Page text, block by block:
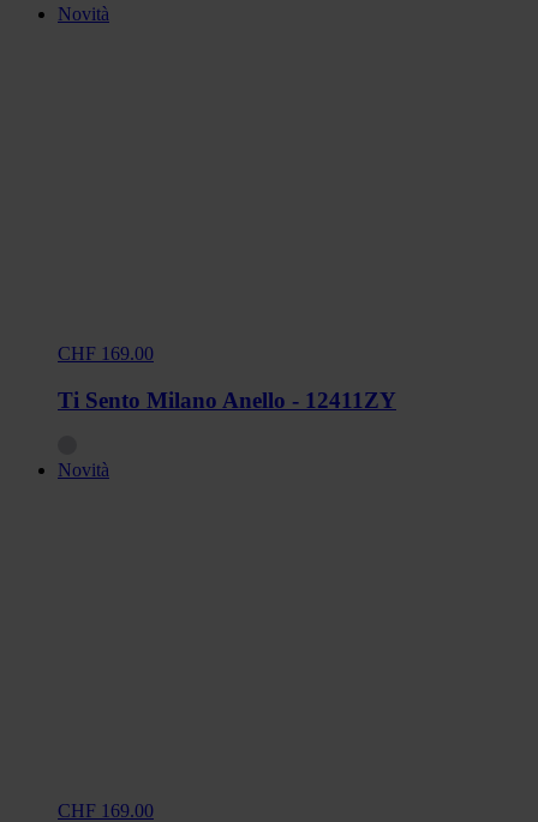
Novità
CHF 169.00
Ti Sento Milano Anello - 12411ZY
Novità
CHF 169.00